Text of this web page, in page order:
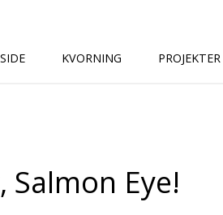
KVORNING PROJEKTER
Eye!